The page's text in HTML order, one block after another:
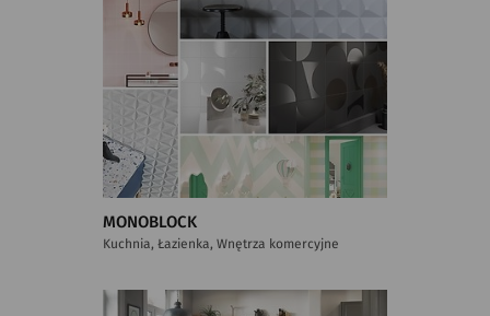
MONOBLOCK
Kuchnia, Łazienka, Wnętrza komercyjne